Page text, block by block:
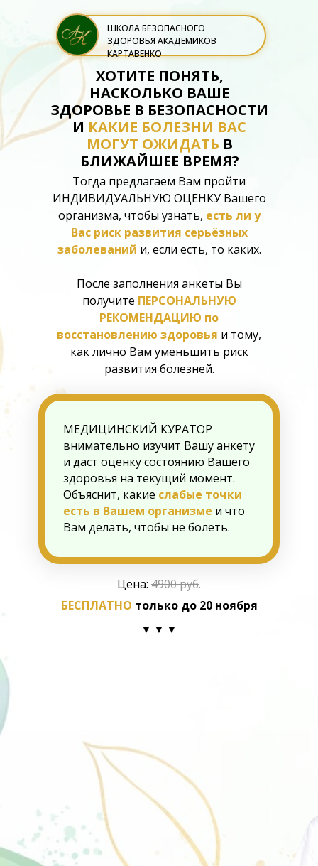
ШКОЛА БЕЗОПАСНОГО
ЗДОРОВЬЯ АКАДЕМИКОВ
КАРТАВЕНКО
ХОТИТЕ ПОНЯТЬ,
НАСКОЛЬКО ВАШЕ
ЗДОРОВЬЕ В БЕЗОПАСНОСТИ
И КАКИЕ БОЛЕЗНИ ВАС
МОГУТ ОЖИДАТЬ В
БЛИЖАЙШЕЕ ВРЕМЯ?
Тогда предлагаем Вам пройти
ИНДИВИДУАЛЬНУЮ ОЦЕНКУ Вашего
организма, чтобы узнать, есть ли у
Вас риск развития серьёзных
заболеваний и, если есть, то каких.
После заполнения анкеты Вы
получите ПЕРСОНАЛЬНУЮ
РЕКОМЕНДАЦИЮ по
восстановлению здоровья и тому,
как лично Вам уменьшить риск
развития болезней.
Цена: 4900 руб.
БЕСПЛАТНО только до 20 ноября
▼ ▼ ▼
МЕДИЦИНСКИЙ КУРАТОР
внимательно изучит Вашу анкету
и даст оценку состоянию Вашего
здоровья на текущий момент.
Объяснит, какие слабые точки
есть в Вашем организме и что
Вам делать, чтобы не болеть.